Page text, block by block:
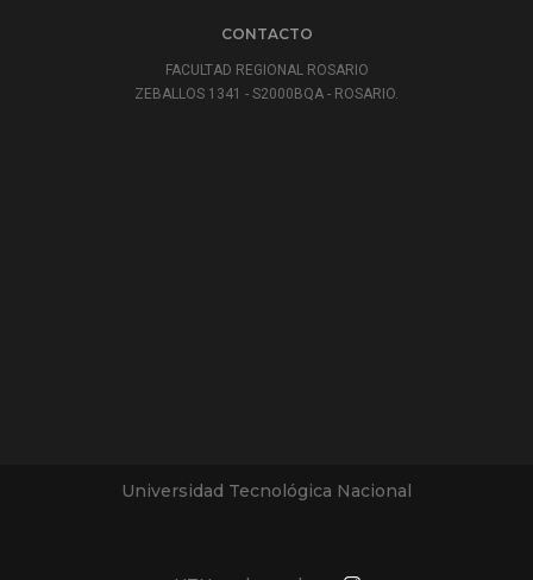
CONTACTO
FACULTAD REGIONAL ROSARIO
ZEBALLOS 1341 - S2000BQA - ROSARIO.
Universidad Tecnológica Nacional